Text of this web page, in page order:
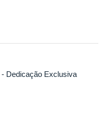
- Dedicação Exclusiva